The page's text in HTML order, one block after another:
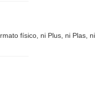
físico, ni Plus, ni Plas, ni